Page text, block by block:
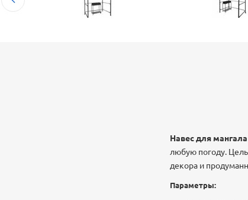
Навес для мангала
любую погоду.
декора и
Параметры: